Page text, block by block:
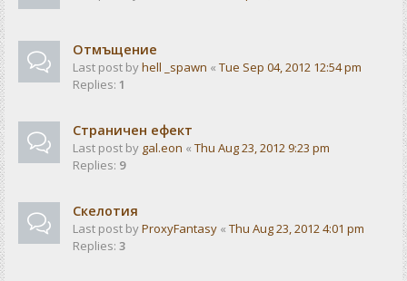
Отмъщение
Last post byhell _spawn « Tue Sep 04, 2012 12:54 pm
Replies: 1
Страничен ефект
Last post by gal.eon « Thu Aug 23, 2012 9:23 pm
Replies: 9
Скелотия
Last post byProxyFantasy « Thu Aug 23, 2012 4:01 pm
Replies: 3